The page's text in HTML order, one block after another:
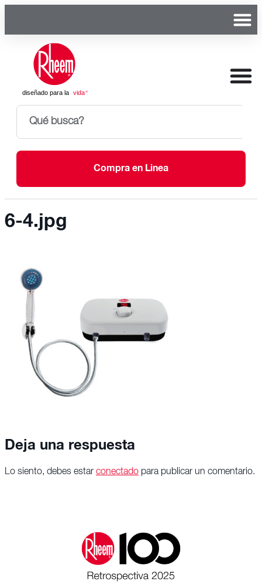
Compra en Linea
6-4.jpg
Deja una respuesta
Lo siento, debes estar conectado para publicar un comentario.